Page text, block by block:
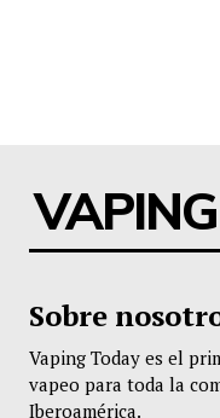
Sobre
Vaping Today es el
vapeo para toda la
Iberoamérica.